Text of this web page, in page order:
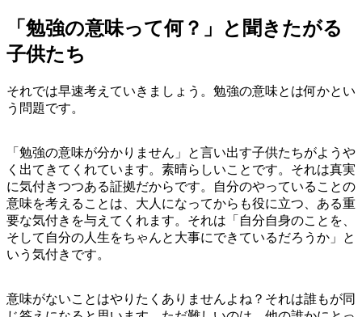
「勉強の意味って何？」と聞きたがる
子供たち
それでは早速考えていきましょう。勉強の意味とは何かとい
う問題です。
「勉強の意味が分かりません」と言い出す子供たちがようや
く出てきてくれています。素晴らしいことです。それは真実
に気付きつつある証拠だからです。自分のやっていることの
意味を考えることは、大人になってからも役に立つ、ある重
要な気付きを与えてくれます。それは「自分自身のことを、
そして自分の人生をちゃんと大事にできているだろうか」と
いう気付きです。
意味がないことはやりたくありませんよね？それは誰もが同